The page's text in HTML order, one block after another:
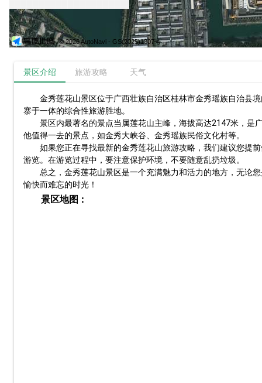
© 2026 AutoNavi - GS(2025)1807号
景区介绍 旅游攻略 天气
金秀莲花山景区位于广西壮族自治区桂林市金秀瑶族自治县
寨于一体的综合性旅游胜地。
景区内最著名的景点当属莲花山主峰，海拔高达2147米，是
他值得一去的景点，如金秀大峡谷、金秀瑶族民俗文化村等。
如果您正在寻找最新的金秀莲花山旅游攻略，我们建议您提
游览。在游览过程中，要注意保护环境，不要随意乱扔垃圾。
总之，金秀莲花山景区是一个充满魅力和活力的地方，无论
愉快而难忘的时光！
景区地图：